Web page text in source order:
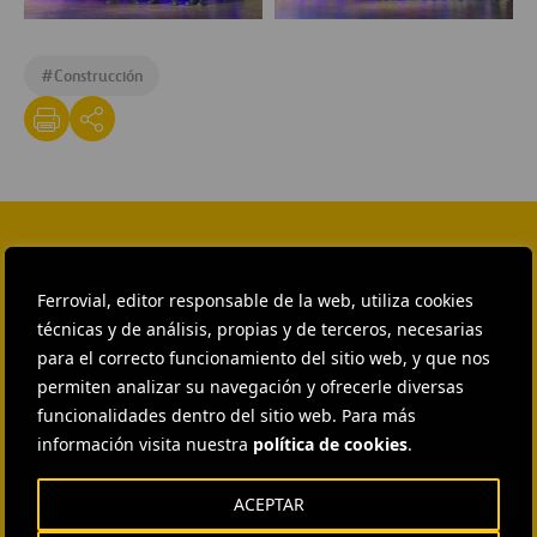
Ferrovial, editor responsable de la web, utiliza cookies
técnicas y de análisis, propias y de terceros, necesarias
para el correcto funcionamiento del sitio web, y que nos
permiten analizar su navegación y ofrecerle diversas
funcionalidades dentro del sitio web. Para más
información visita nuestra política de cookies.
ACEPTAR
compras
Integración
de
proveedores
la
valor
#Construcción
HEAD OF EXTERNAL
COMMUNICATION AND
INSTITUTIONAL RELATIONS
Ana García Ruiz
ENVIAR CORREO
EXTERNAL COMMUNICATION
Isabel Muñoz Torres